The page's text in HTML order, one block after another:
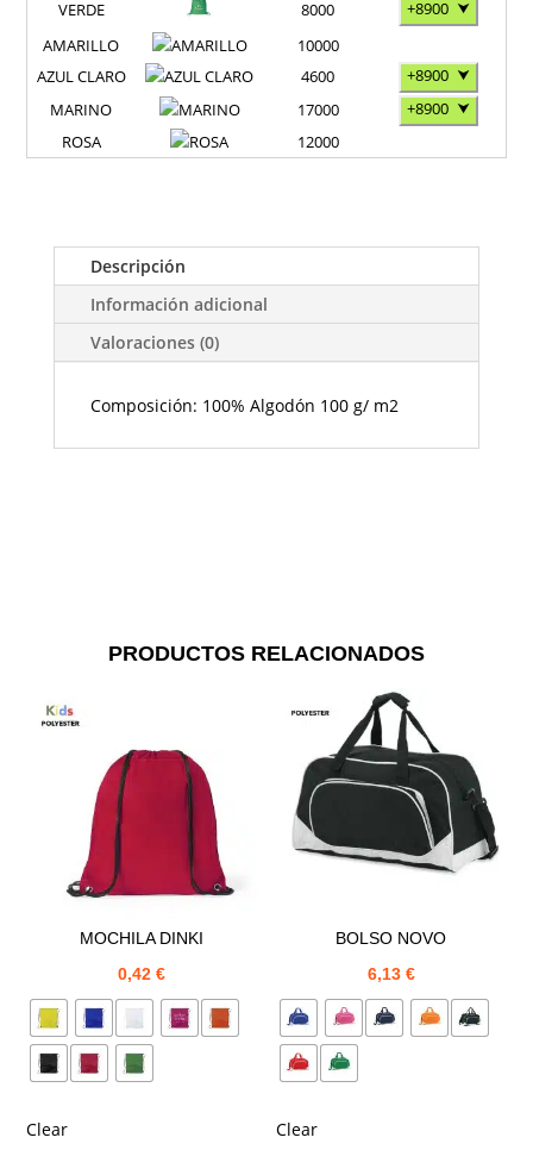
VERDE 8000 +8900 ⮟
AMARILLO
10000
AZUL CLARO
4600 +8900 ⮟
MARINO
17000 +8900 ⮟
ROSA
12000
Descripción
Información adicional
Valoraciones (0)
Composición: 100% Algodón 100 g/ m2
PRODUCTOS RELACIONADOS
MOCHILA DINKI
0,42€
Clear
BOLSO NOVO
6,13 €
Clear